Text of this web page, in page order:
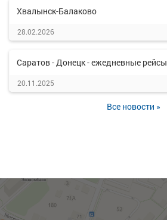
Хвалынск-Балаково
28.02.2026
Саратов - Донецк - ежедневные рейсы
20.11.2025
Все новости »